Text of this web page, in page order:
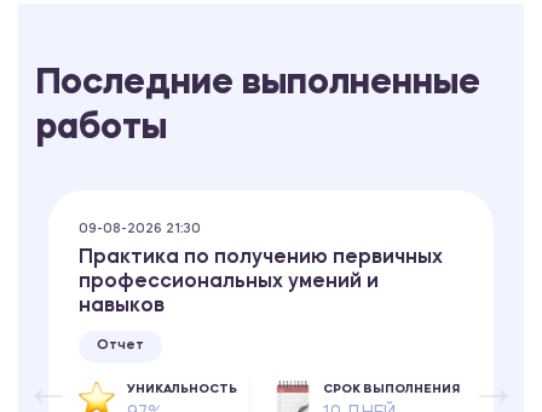
Последние выполненные
работы
09-08-2026 21:30
Практика по получению первичных
профессиональных умений и
навыков
Отчет
УНИКАЛЬНОСТЬ СРОК ВЫПОЛНЕНИЯ